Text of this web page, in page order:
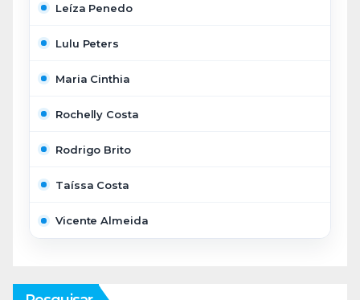
Leíza Penedo
Lulu Peters
Maria Cinthia
Rochelly Costa
Rodrigo Brito
Taíssa Costa
Vicente Almeida